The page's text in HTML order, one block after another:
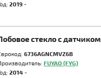
2019 -
стекло с
6736AGNCMVZ6B
FUYAO (FYG)
2014 -